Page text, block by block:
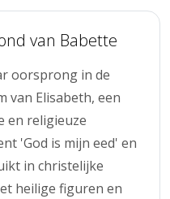
van Babette
oorsprong in de
van Elisabeth, een
en religieuze
'God is mijn eed' en
in christelijke
heilige figuren en